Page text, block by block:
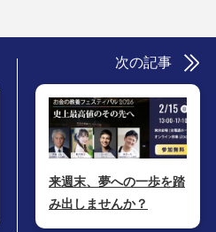
次の記事
来週末、夢への一歩を踏
み出しませんか？